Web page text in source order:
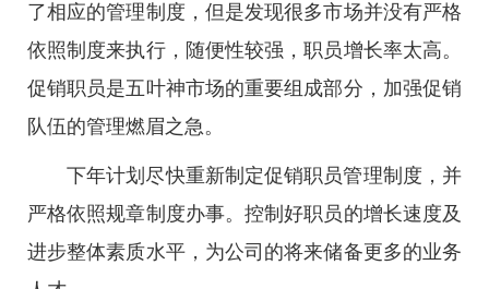
了相应的管理制度，但是发现很多市场并没有严格
依照制度来执行，随便性较强，职员增长率太高。
促销职员是五叶神市场的重要组成部分，加强促销
队伍的管理燃眉之急。
下年计划尽快重新制定促销职员管理制度，并
严格依照规章制度办事。控制好职员的增长速度及
进步整体素质水平，为公司的将来储备更多的业务